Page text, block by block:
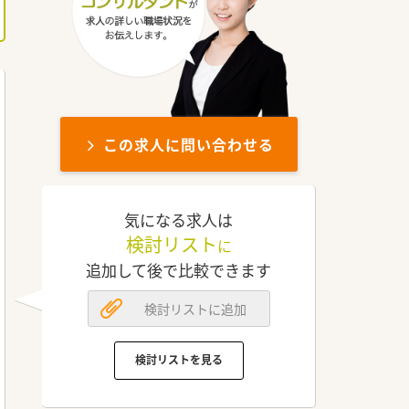
この求人に問い合わせる
気になる求人は
検討リスト に
追加して後で比較できます
検討リストに追加
検討リストを見る